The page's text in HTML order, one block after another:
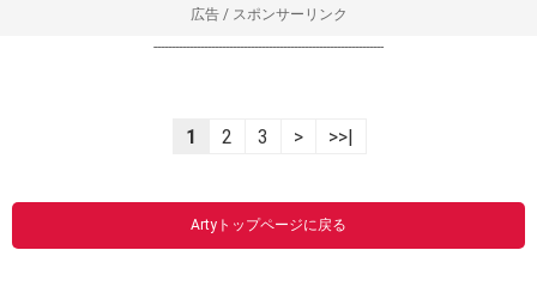
広告 / スポンサーリンク
----------------------------------------------------------------
1 2 3 > >>|
Artyトップページに戻る